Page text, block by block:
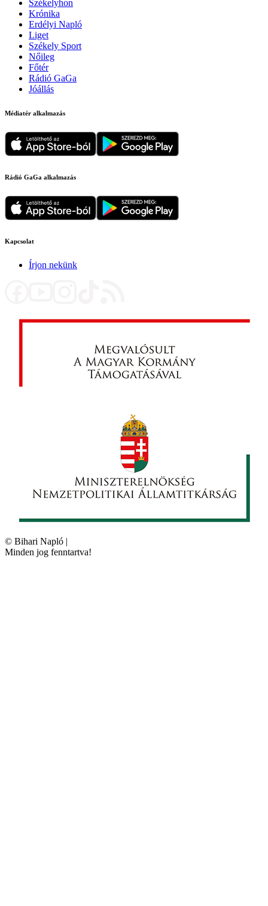
Székelyhon
Krónika
Erdélyi Napló
Liget
Székely Sport
Nőileg
Főtér
Rádió GaGa
Jóállás
Médiatér alkalmazás
Rádió GaGa alkalmazás
Kapcsolat
Írjon nekünk
© Bihari Napló |
Minden jog fenntartva!